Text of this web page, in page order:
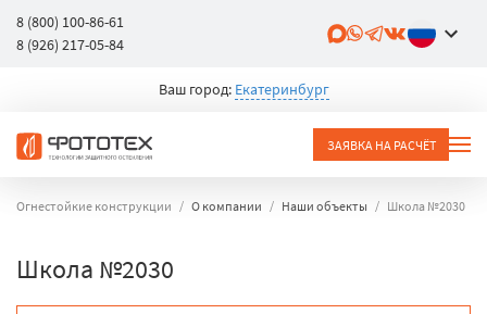
8 (800) 100-86-61
8 (926) 217-05-84
Ваш город: Екатеринбург
ЗАЯВКА НА РАСЧЁТ
Огнестойкие конструкции О компании Наши объекты Школа №2030
Школа №2030